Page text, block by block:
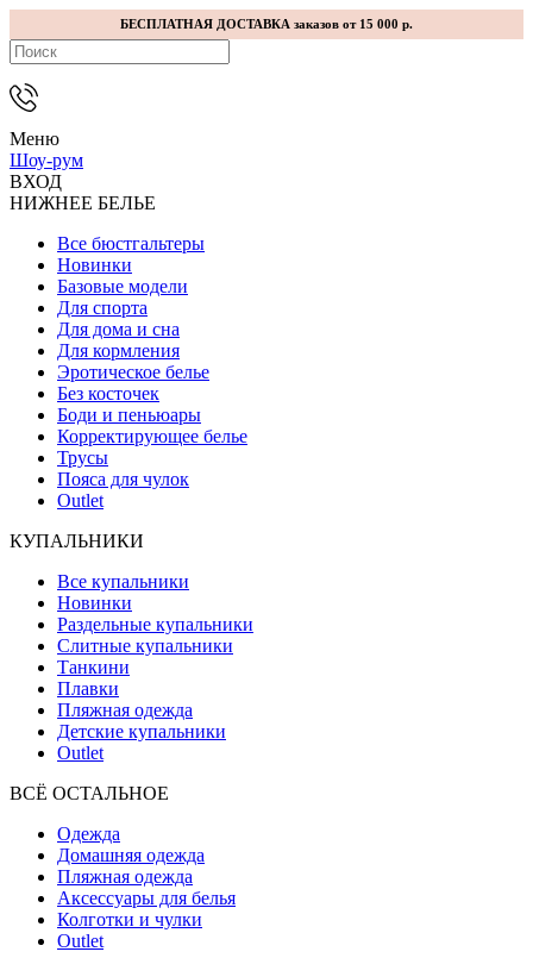
БЕСПЛАТНАЯ ДОСТАВКА заказов от 15 000 р.
Меню
Шоу-рум
ВХОД
НИЖНЕЕ БЕЛЬЕ
Все бюстгальтеры
Новинки
Базовые модели
Для спорта
Для дома и сна
Для кормления
Эротическое белье
Без косточек
Боди и пеньюары
Корректирующее белье
Трусы
Пояса для чулок
Outlet
КУПАЛЬНИКИ
Все купальники
Новинки
Раздельные купальники
Слитные купальники
Танкини
Плавки
Пляжная одежда
Детские купальники
Outlet
ВCЁ ОСТАЛЬНОЕ
Одежда
Домашняя одежда
Пляжная одежда
Аксессуары для белья
Колготки и чулки
Outlet